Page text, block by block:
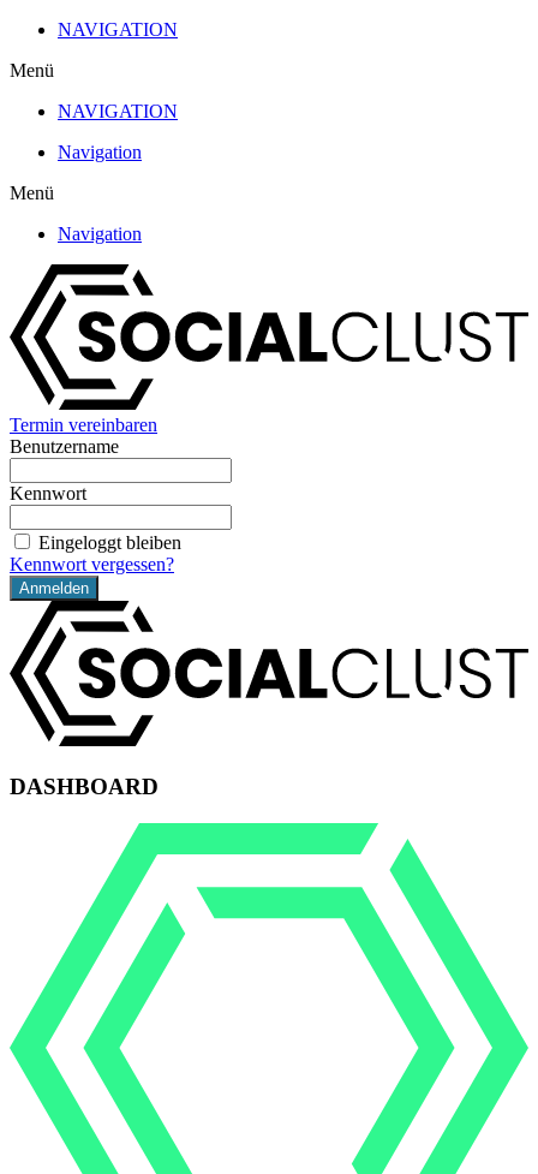
Zum
wechseln
NAVIGATION
Menü
NAVIGATION
Navigation
Menü
Navigation
Termin vereinbaren
Benutzername
Kennwort
Eingeloggt bleiben
Kennwort vergessen?
DASHBOARD